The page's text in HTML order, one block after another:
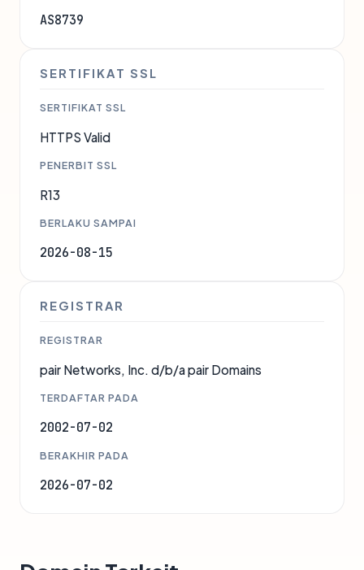
AS8739
SERTIFIKAT SSL
SERTIFIKAT SSL
HTTPS Valid
PENERBIT SSL
R13
BERLAKU SAMPAI
2026-08-15
REGISTRAR
REGISTRAR
pair Networks, Inc. d/b/a pair Domains
TERDAFTAR PADA
2002-07-02
BERAKHIR PADA
2026-07-02